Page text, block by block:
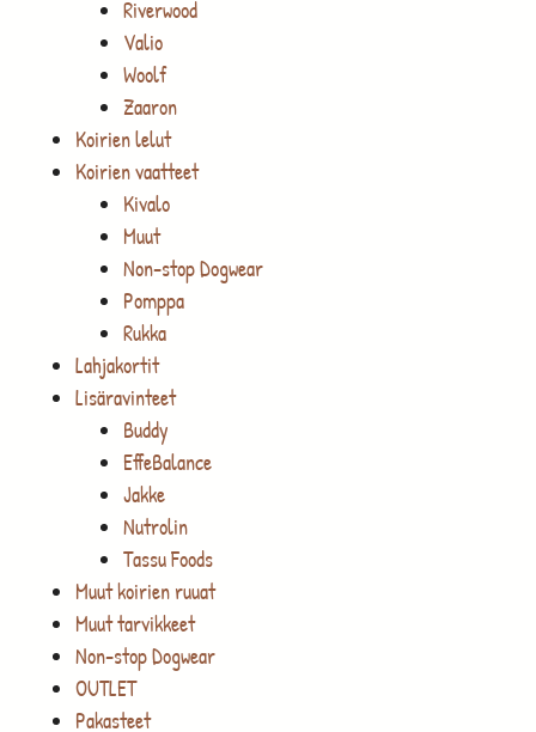
Riverwood
Valio
Woolf
Zaaron
Koirien lelut
Koirien vaatteet
Kivalo
Muut
Non-stop Dogwear
Pomppa
Rukka
Lahjakortit
Lisäravinteet
Buddy
EffeBalance
Jakke
Nutrolin
Tassu Foods
Muut koirien ruuat
Muut tarvikkeet
Non-stop Dogwear
OUTLET
Pakasteet